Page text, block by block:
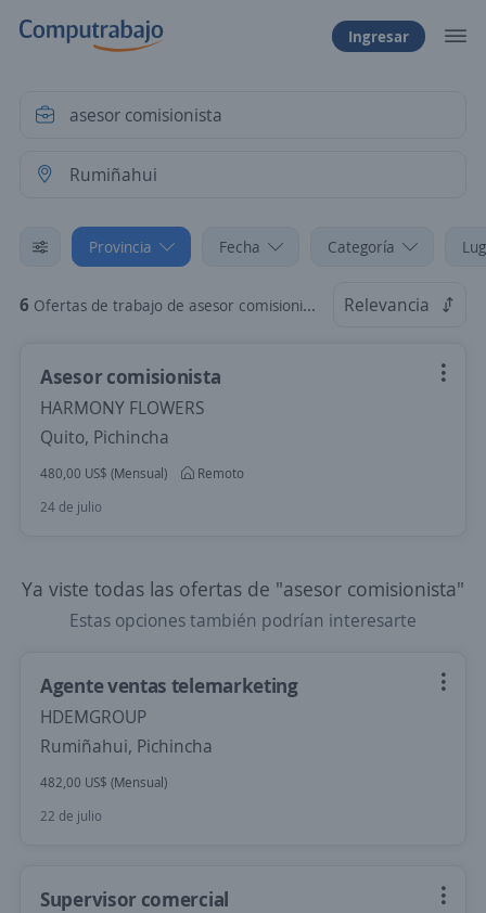
Ingresar
Provincia Fecha Categoría
6 Ofertas de trabajo de asesor comisionista en Rumiñahui, Pichincha Relevancia
Asesor comisionista
HARMONY FLOWERS
Quito, Pichincha
480,00 US$ (Mensual)
Remoto
24 de julio
Ya viste todas las ofertas de "asesor comisionista"
Estas opciones también podrían interesarte
Agente ventas telemarketing
HDEMGROUP
Rumiñahui, Pichincha
482,00 US$ (Mensual)
22 de julio
Supervisor comercial